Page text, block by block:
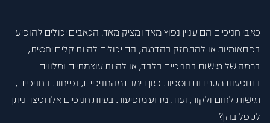
כאבי חניכיים הם עניין נפוץ מאד ומציק מאד. הכאבים יכולים להופיע
בפתאומיות או להתחזק בהדרגה, הם יכולים להיות קלים יחסית,
ברמה של רגישות בחניכיים בלבד, או להיות עוצמתיים ומלווים
בתופעות מטרידות נוספות כגון דימום מהחניכיים, נפיחות בחניכיים,
רגישות לחום ולקור, ועוד. מדוע מופיעות בעיות חניכיים אלו וכיצד ניתן
לטפל בהן?